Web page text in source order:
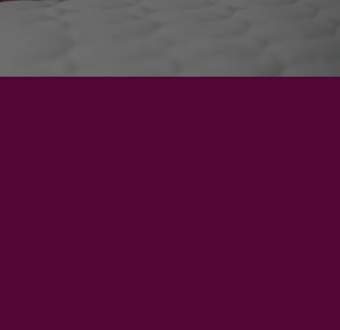
Slovenščina